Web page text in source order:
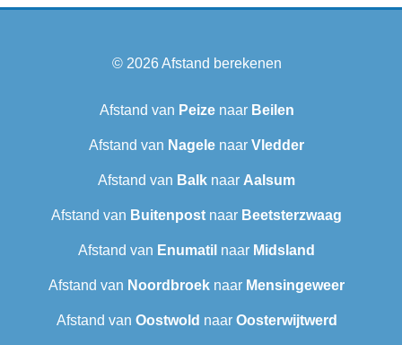
© 2026Afstand berekenen
Afstand van Peizenaar Beilen
Afstand van Nagele naar Vledder
Afstand van Balk naar Aalsum
Afstand van Buitenpost naar Beetsterzwaag
Afstand van Enumatil naar Midsland
Afstand van Noordbroek naar Mensingeweer
Afstand van Oostwold naar Oosterwijtwerd